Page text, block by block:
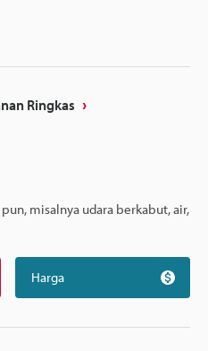
Ringkas
misalnya udara berkabut, air,
Harga